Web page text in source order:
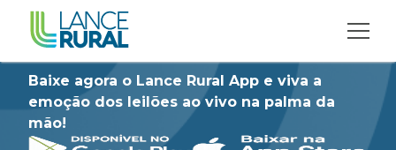
Baixe agora o Lance Rural App e viva a
emoção dos leilões ao vivo na palma da
mão!